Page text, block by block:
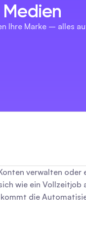
verwalten oder
wie ein Vollzeitjob
die
Ihre Marke – alles